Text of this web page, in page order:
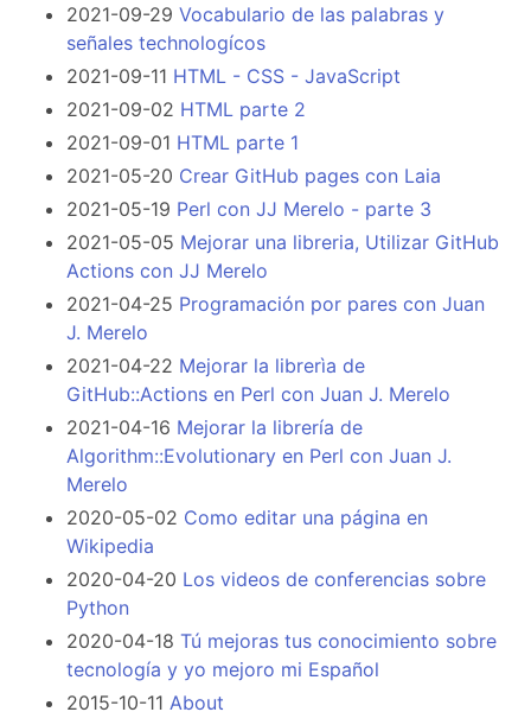
2021-09-29 Vocabulario de las palabras y
señales technologícos
2021-09-11 HTML - CSS - JavaScript
2021-09-02 HTML parte 2
2021-09-01 HTML parte 1
2021-05-20 Crear GitHub pages con Laia
2021-05-19 Perl con JJ Merelo - parte 3
2021-05-05 Mejorar una libreria, Utilizar GitHub
Actions con JJ Merelo
2021-04-25 Programación por pares con Juan
J. Merelo
2021-04-22 Mejorar la librerìa de
GitHub::Actions en Perl con Juan J. Merelo
2021-04-16 Mejorar la librería de
Algorithm::Evolutionary en Perl con Juan J.
Merelo
2020-05-02 Como editar una página en
Wikipedia
2020-04-20 Los videos de conferencias sobre
Python
2020-04-18 Tú mejoras tus conocimiento sobre
tecnología y yo mejoro mi Español
2015-10-11 About